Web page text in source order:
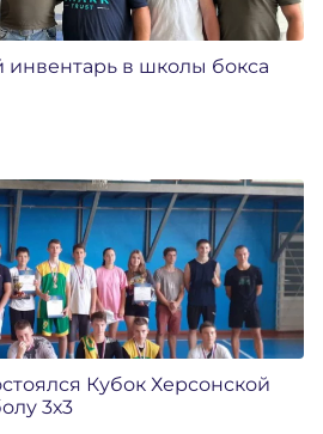
в школы бокса
Кубок Херсонской
3х3